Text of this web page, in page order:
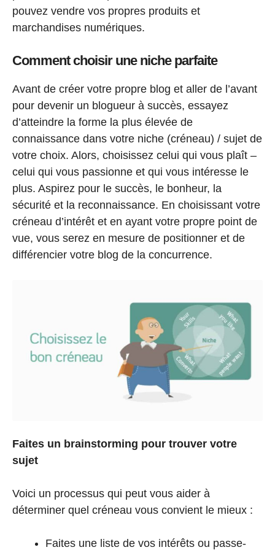
pouvez vendre vos propres produits et
marchandises numériques.
Comment choisir une niche parfaite
Avant de créer votre propre blog et aller de l’avant
pour devenir un blogueur à succès, essayez
d’atteindre la forme la plus élevée de
connaissance dans votre niche (créneau) / sujet de
votre choix. Alors, choisissez celui qui vous plaît –
celui qui vous passionne et qui vous intéresse le
plus. Aspirez pour le succès, le bonheur, la
sécurité et la reconnaissance. En choisissant votre
créneau d’intérêt et en ayant votre propre point de
vue, vous serez en mesure de positionner et de
différencier votre blog de la concurrence.
Faites un brainstorming pour trouver votre
sujet
Voici un processus qui peut vous aider à
déterminer quel créneau vous convient le mieux :
Faites une liste de vos intérêts ou passe-